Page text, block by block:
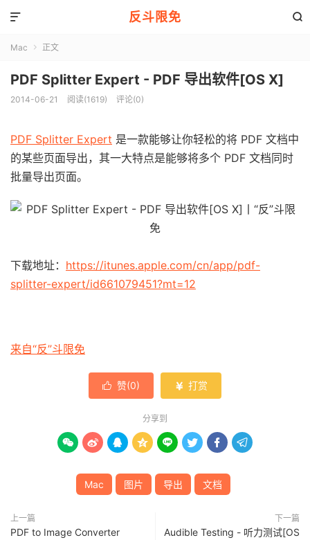
反斗限免 

Mac  正文
PDF Splitter Expert - PDF 导出软件[OS X]
2014-06-21 阅读(1619) 评论(0)
PDF Splitter Expert 是一款能够让你轻松的将 PDF 文档中
的某些页面导出，其一大特点是能够将多个 PDF 文档同时
批量导出页面。
下载地址： https://itunes.apple.com/cn/app/pdf-
splitter-expert/id661079451?mt=12
来自“反”斗限免
 赞(0)  打赏
分享到
       
Mac 图片 导出 文档
上一篇
PDF to Image Converter
下一篇
Audible Testing - 听力测试[OS